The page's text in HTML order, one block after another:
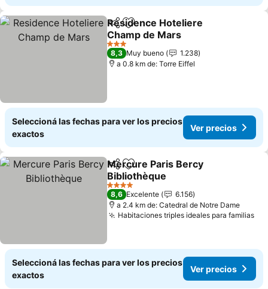
CompartirAñadir a favoritos
Residence Hoteliere
Champ de Mars
3 Estrellas
8,3 Muy bueno
1.238
a 0.8 km de: Torre Eiffel
Seleccioná las fechas para ver los precios
exactos
Ver precios
CompartirAñadir a favoritos
Mercure Paris Bercy
Bibliothèque
4 Estrellas
8,6 Excelente
6.156
a 2.4 km de: Catedral de Notre Dame
Habitaciones triples ideales para familias
Seleccioná las fechas para ver los precios
exactos
Ver precios